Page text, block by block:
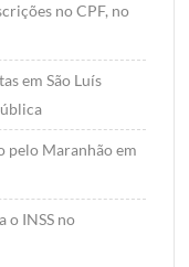
no CPF, no
em São Luís
pelo Maranhão em
o INSS no